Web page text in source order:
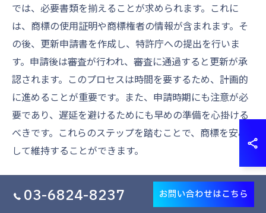
では、必要書類を揃えることが求められます。これに
は、商標の使用証明や商標権者の情報が含まれます。そ
の後、更新申請書を作成し、特許庁への提出を行いま
す。申請後は審査が行われ、審査に通過すると更新が承
認されます。このプロセスは時間を要するため、計画的
に進めることが重要です。また、申請時期にも注意が必
要であり、遅延を避けるためにも早めの準備を心掛ける
べきです。これらのステップを踏むことで、商標を安心
して維持することができます。
商標権更新に必要な手数料の確認
商標権の更新手続きには、必要な手数料の確認が欠かせ
03-6824-8237 お問い合わせはこちら